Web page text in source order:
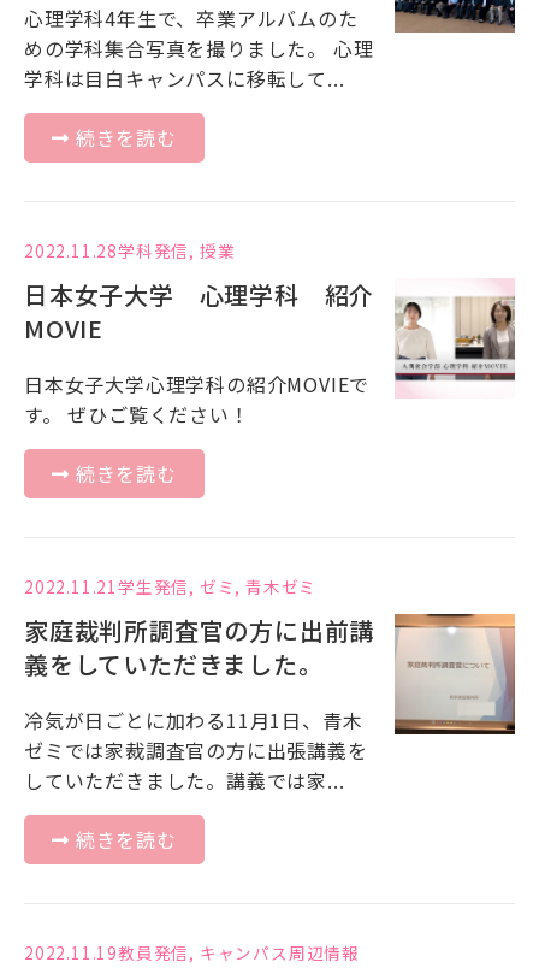
心理学科4年生で、卒業アルバムのた
めの学科集合写真を撮りました。 心理
学科は目白キャンパスに移転して...
続きを読む
2022.11.28学科発信, 授業
日本女子大学 心理学科 紹介
MOVIE
日本女子大学心理学科の紹介MOVIEで
す。 ぜひご覧ください！
続きを読む
2022.11.21学生発信, ゼミ ,青木ゼミ
家庭裁判所調査官の方に出前講
義をしていただきました。
冷気が日ごとに加わる11月1日、青木
ゼミでは家裁調査官の方に出張講義を
していただきました。講義では家...
続きを読む
2022.11.19教員発信, キャンパス周辺情報